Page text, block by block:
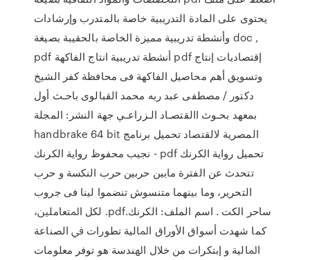
يحتوى على المادة التدريبية خاصة بالمتدرب وإرشادات
وأنشطة تدريبية مميزة الخاصة بالحقيبة بصيغة doc ,
pdf أنشطة تدريبية انتاج الفاكهة pdf ‫إقتصاديات إنتاج
وتسويق أهم محاصيل الفاكهة فى محافظة كفر الشيخ‬
‫دكتور ‪ /‬مصطفى عبد ربه محمد القبالوى‬ ‫باحـث أول
بمعهد بحـوث االقتصـاد الـزراعـي‬ ‫جهة النشر‪ :‬المجلة
المصرية لالقتصاد تحميل برنامج handbrake 64 bit
تحميل رواية الكرنك pdf - نجيب محفوظ رواية الكرنك
تتحدث عن الفترة مابين حربين حرب النكسة و حرب
التحرير، وما بينهما متنسوش تنضموا لينا فى جروب
ساحر الكت . اسم الملف: الكرنك.pdf. ﻟﻜﻞ اﳌﺘﻌﺎﻣﻠﲔ،
ﻛﻤﺎ ﺷﻬﺪت أﺳﻮاق اﻷوراق اﳌﺎﻟﻴﺔ ﺗﻄﻮرات ﰲ اﻟﺼﻨﺎﻋﺔ
اﳌﺎﻟﻴﺔ و إﺑﺘﻜﺮات ﻣﻦ ﺧﻼل اﳍﻨﺪﺳﺔ ﻫﻮ ﺗﻮﻓﺮ ﻣﻌﻠﻮﻣﺎت